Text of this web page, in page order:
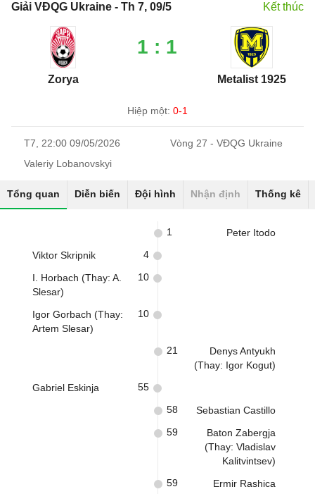
Giải VĐQG Ukraine - Th 7, 09/5 Kết thúc
Zorya
1 : 1
Metalist 1925
Hiệp một: 0-1
T7, 22:00 09/05/2026
Vòng 27 - VĐQG Ukraine
Valeriy Lobanovskyi
Tổng quan Diễn biến Đội hình Nhận định Thống kê
Peter Itodo
1
Viktor Skripnik 4
I. Horbach (Thay: A.
Slesar)
10
Igor Gorbach (Thay:
Artem Slesar)
10
Denys Antyukh
(Thay: Igor Kogut)
21
Gabriel Eskinja 55
Sebastian Castillo
58
Baton Zabergja
(Thay: Vladislav
Kalitvintsev)
59
Ermir Rashica
59